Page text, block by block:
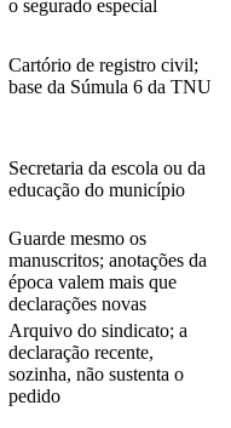
o segurado especial
Cartório de registro civil;
base da Súmula 6 da TNU
Secretaria da escola ou da
educação do município
Guarde mesmo os
manuscritos; anotações da
época valem mais que
declarações novas
Arquivo do sindicato; a
declaração recente,
sozinha, não sustenta o
pedido